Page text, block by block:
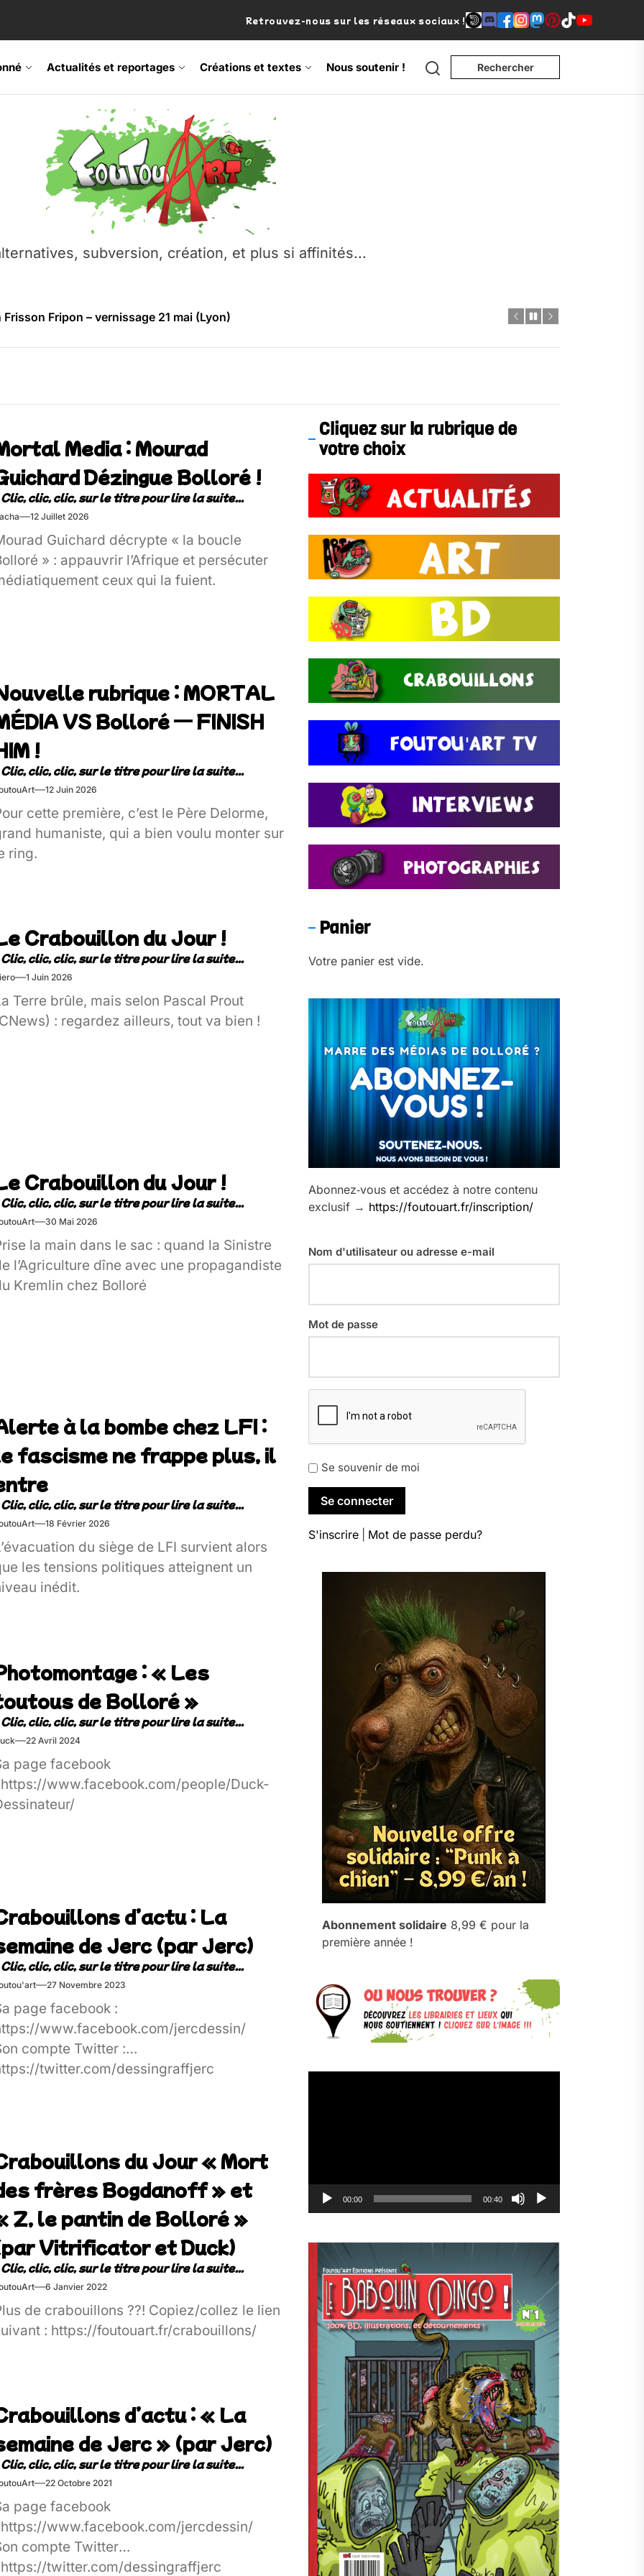
Retrouvez-nous sur les réseaux sociaux !
Actualités et reportages Créations et textes Nous soutenir ! Search Rechercher
subversion, création, et plus si affinités...
Fripon – vernissage 21 mai (Lyon)
Festival – Samedi 18 juillet (Vaulx-en-Velin)
Ŝtono, un livre réalisé par Michaël Moretti & Pierre Lacôte
contre l’A412 à l’Établi (Haute-Savoie)
Montchat‑Lit – 7 juin 2026 (Lyon 3ᵉ)
Media : Mourad
Dézingue Bolloré !
12 Juillet 2026
Guichard décrypte « la boucle
» : appauvrir l’Afrique et persécuter
ceux qui la fuient.
rubrique : MORTAL
VS Bolloré — FINISH
!
12 Juin 2026
cette première, c’est le Père Delorme,
humaniste, qui a bien voulu monter sur
ring.
Crabouillon du Jour !
1 Juin 2026
Terre brûle, mais selon Pascal Prout
: regardez ailleurs, tout va bien !
Crabouillon du Jour !
30 Mai 2026
la main dans le sac : quand la Sinistre
l’Agriculture dîne avec une propagandiste
Kremlin chez Bolloré
à la bombe chez LFI :
fascisme ne frappe plus, il
18 Février 2026
du siège de LFI survient alors
les tensions politiques atteignent un
inédit.
: « Les
de Bolloré »
22 Avril 2024
page facebook
www.facebook.com/people/Duck-
d’actu : La
de Jerc (par Jerc)
27 Novembre 2023
page facebook :
www.facebook.com/jercdessin/
compte Twitter :
twitter.com/dessingraffjerc
du Jour « Mort
frères Bogdanoff » et
Z, le pantin de Bolloré »
Vitrificator et Duck)
6 Janvier 2022
de crabouillons ??! Copiez/collez le lien
: https://foutouart.fr/crabouillons/
d’actu : « La
de Jerc » (par Jerc)
22 Octobre 2021
page facebook
www.facebook.com/jercdessin/
compte Twitter
twitter.com/dessingraffjerc
Cliquez sur la rubrique de
votre choix
Panier
Votre panier est vide.
Abonnez‑vous et accédez à notre contenu
exclusif → https://foutouart.fr/inscription/
Nom d'utilisateur ou adresse e-mail
Mot de passe
Se souvenir de moi
S'inscrire Mot de passe perdu?
Abonnement solidaire 8,99 € pour la
première année !
00:00 00:40